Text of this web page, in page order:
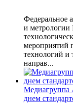
Федеральное
и метрологии
мероприятий
технологий и
направ...
Медиагруппа
днем